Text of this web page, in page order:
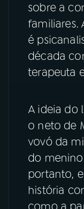
Instagram
TikTok
sobre a
familiares.
é
década
terapeuta
A ideia do
o neto de
vovó da
do
portanto,
história